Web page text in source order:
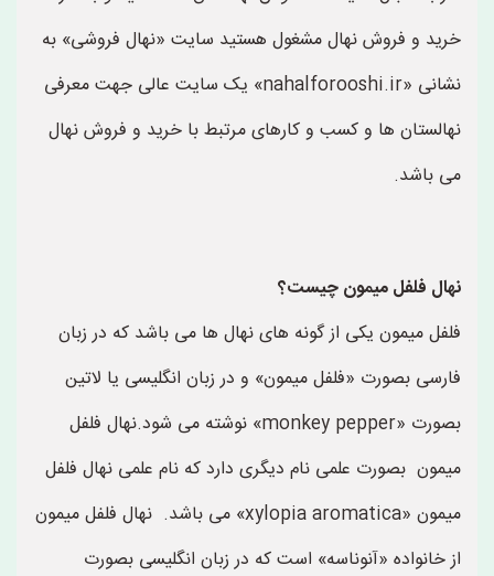
خرید و فروش نهال مشغول هستید سایت «نهال فروشی» به
نشانی «nahalforooshi.ir» یک سایت عالی جهت معرفی
نهالستان ها و کسب و کارهای مرتبط با خرید و فروش نهال
می باشد.
نهال فلفل میمون چیست؟
فلفل میمون یکی از گونه های نهال ها می باشد که در زبان
فارسی بصورت «فلفل میمون» و در زبان انگلیسی یا لاتین
بصورت «monkey pepper» نوشته می شود.نهال فلفل
میمون بصورت علمی نام دیگری دارد که نام علمی نهال فلفل
میمون «xylopia aromatica» می باشد. نهال فلفل میمون
از خانواده «آنوناسه» است که در زبان انگلیسی بصورت